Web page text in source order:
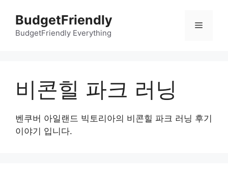
BudgetFriendly
BudgetFriendly Everything
메
비콘힐 파크 러닝
벤쿠버 아일랜드 빅토리아의 비콘힐 파크 러닝 후기
이야기 입니다.